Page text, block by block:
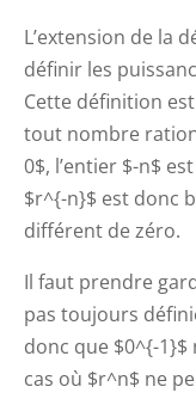
L’extension de la
définir les
Cette définition
tout nombre
0$, l’entier $-n$
$r^{-n}$ est donc
différent de zéro.
Il faut prendre
pas toujours
donc que $0^{-1}$
cas où $r^n$ ne